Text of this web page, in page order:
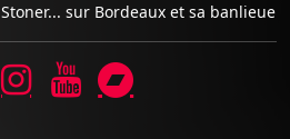
sur Bordeaux et sa banlieue